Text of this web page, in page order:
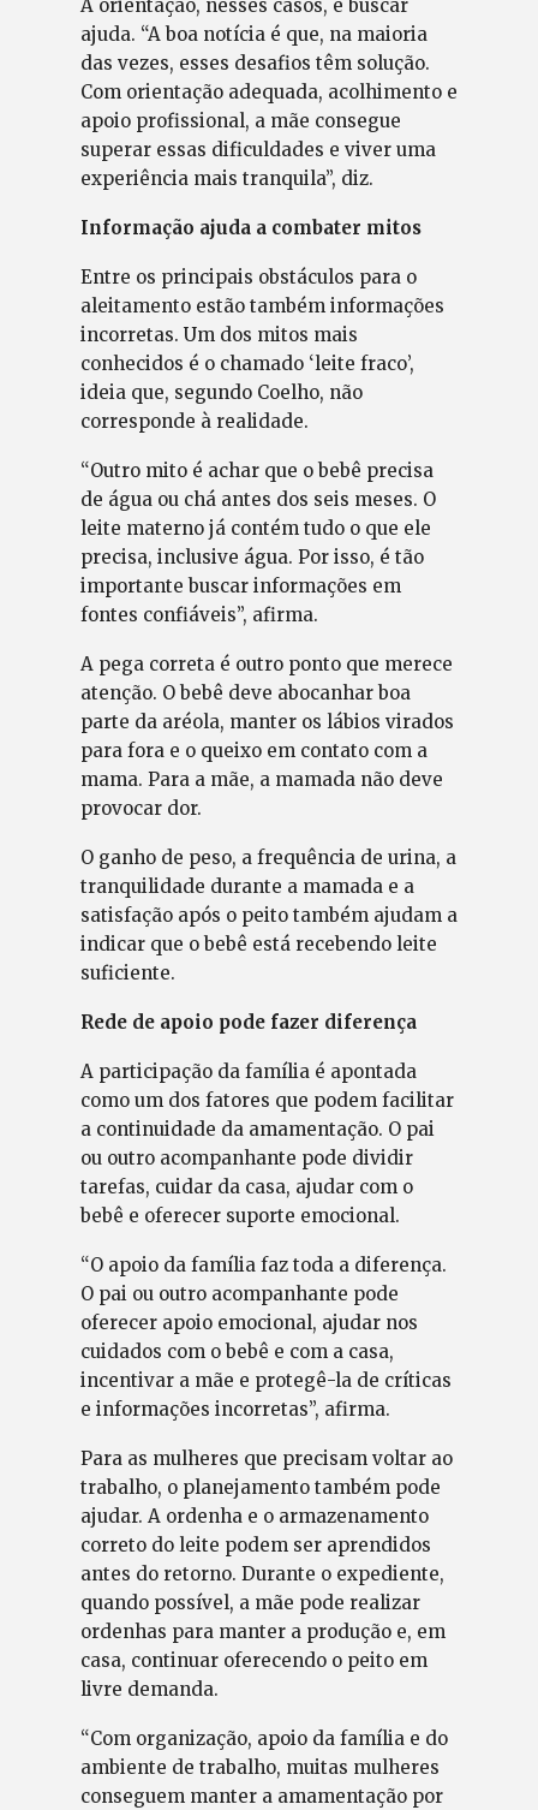
A orientação, nesses casos, é buscar
ajuda. “A boa notícia é que, na maioria
das vezes, esses desafios têm solução.
Com orientação adequada, acolhimento e
apoio profissional, a mãe consegue
superar essas dificuldades e viver uma
experiência mais tranquila”, diz.
Informação ajuda a combater mitos
Entre os principais obstáculos para o
aleitamento estão também informações
incorretas. Um dos mitos mais
conhecidos é o chamado ‘leite fraco’,
ideia que, segundo Coelho, não
corresponde à realidade.
“Outro mito é achar que o bebê precisa
de água ou chá antes dos seis meses. O
leite materno já contém tudo o que ele
precisa, inclusive água. Por isso, é tão
importante buscar informações em
fontes confiáveis”, afirma.
A pega correta é outro ponto que merece
atenção. O bebê deve abocanhar boa
parte da aréola, manter os lábios virados
para fora e o queixo em contato com a
mama. Para a mãe, a mamada não deve
provocar dor.
O ganho de peso, a frequência de urina, a
tranquilidade durante a mamada e a
satisfação após o peito também ajudam a
indicar que o bebê está recebendo leite
suficiente.
Rede de apoio pode fazer diferença
A participação da família é apontada
como um dos fatores que podem facilitar
a continuidade da amamentação. O pai
ou outro acompanhante pode dividir
tarefas, cuidar da casa, ajudar com o
bebê e oferecer suporte emocional.
“O apoio da família faz toda a diferença.
O pai ou outro acompanhante pode
oferecer apoio emocional, ajudar nos
cuidados com o bebê e com a casa,
incentivar a mãe e protegê-la de críticas
e informações incorretas”, afirma.
Para as mulheres que precisam voltar ao
trabalho, o planejamento também pode
ajudar. A ordenha e o armazenamento
correto do leite podem ser aprendidos
antes do retorno. Durante o expediente,
quando possível, a mãe pode realizar
ordenhas para manter a produção e, em
casa, continuar oferecendo o peito em
livre demanda.
“Com organização, apoio da família e do
ambiente de trabalho, muitas mulheres
conseguem manter a amamentação por